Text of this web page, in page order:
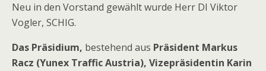
Neu in den Vorstand gewählt wurde Herr DI Viktor
Vogler, SCHIG.
Das Präsidium, bestehend aus Präsident Markus
Racz (Yunex Traffic Austria), Vizepräsidentin Karin